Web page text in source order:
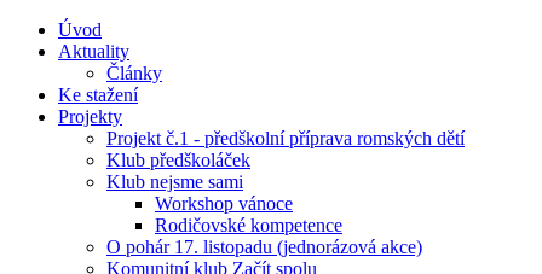
Úvod
Aktuality
Články
Ke stažení
Projekty
Projekt č.1 - předškolní příprava romských dětí
Klub předškoláček
Klub nejsme sami
Workshop vánoce
Rodičovské kompetence
O pohár 17. listopadu (jednorázová akce)
Komunitní klub Začít spolu